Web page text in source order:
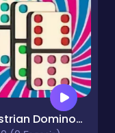
Austrian Domino Duel